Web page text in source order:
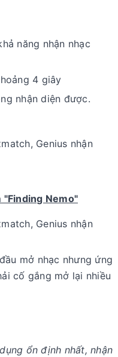
năng nhận nhạc
4 giây
nhận diện được.
Genius nhận
"Finding Nemo"
Genius nhận
mở nhạc nhưng ứng
cố gắng mở lại nhiều
ổn định nhất, nhận